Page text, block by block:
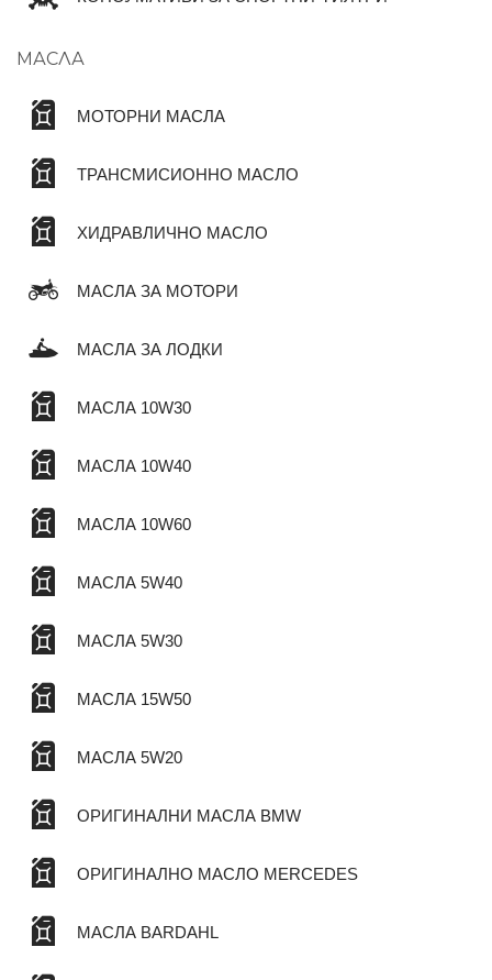
МАСЛА
МОТОРНИ МАСЛА
ТРАНСМИСИОННО МАСЛО
ХИДРАВЛИЧНО МАСЛО
МАСЛА ЗА МОТОРИ
МАСЛА ЗА ЛОДКИ
МАСЛА 10W30
МАСЛА 10W40
МАСЛА 10W60
МАСЛА 5W40
МАСЛА 5W30
МАСЛА 15W50
МАСЛА 5W20
ОРИГИНАЛНИ МАСЛА BMW
ОРИГИНАЛНО МАСЛО MERCEDES
МАСЛА BARDAHL